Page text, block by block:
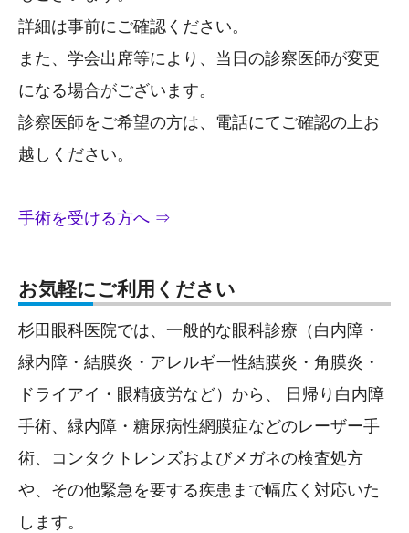
詳細は事前にご確認ください。
また、学会出席等により、当日の診察医師が変更
になる場合がございます。
診察医師をご希望の方は、電話にてご確認の上お
越しください。
手術を受ける方へ ⇒
お気軽にご利用ください
杉田眼科医院では、一般的な眼科診療（白内障・
緑内障・結膜炎・アレルギー性結膜炎・角膜炎・
ドライアイ・眼精疲労など）から、 日帰り白内障
手術、緑内障・糖尿病性網膜症などのレーザー手
術、コンタクトレンズおよびメガネの検査処方
や、その他緊急を要する疾患まで幅広く対応いた
します。